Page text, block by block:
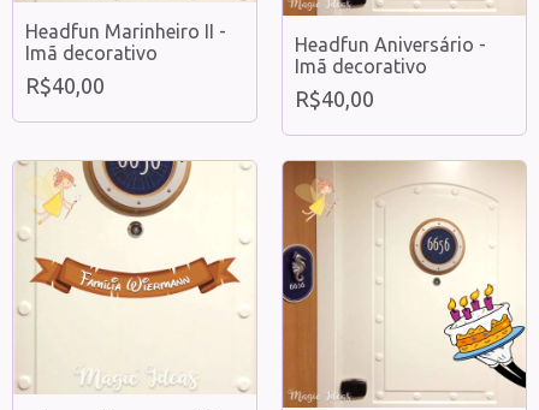
Headfun Marinheiro II -
Imã decorativo
R$40,00
Headfun Aniversário -
Imã decorativo
R$40,00